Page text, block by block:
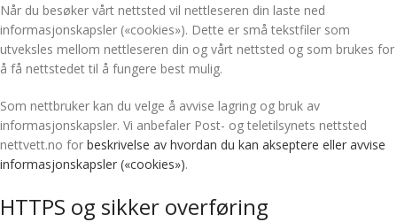
Når du besøker vårt nettsted vil nettleseren din laste ned
informasjonskapsler («cookies»). Dette er små tekstfiler som
utveksles mellom nettleseren din og vårt nettsted og som brukes for
å få nettstedet til å fungere best mulig.
Som nettbruker kan du velge å avvise lagring og bruk av
informasjonskapsler. Vi anbefaler Post- og teletilsynets nettsted
nettvett.no for beskrivelse av hvordan du kan akseptere eller avvise
informasjonskapsler («cookies»).
HTTPS og sikker overføring